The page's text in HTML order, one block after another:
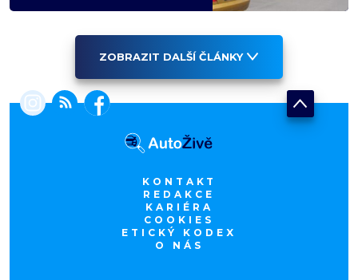
ZOBRAZIT DALŠÍ ČLÁNKY
KONTAKT
REDAKCE
KARIÉRA
COOKIES
ETICKÝ KODEX
O NÁS